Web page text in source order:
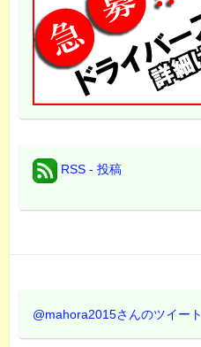
RSS - 投稿
@mahora2015さんのツイート